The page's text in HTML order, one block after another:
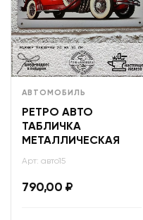
АВТОМОБИЛЬ
РЕТРО АВТО
ТАБЛИЧКА
МЕТАЛЛИЧЕСКАЯ
Арт: авто15
790,00 ₽